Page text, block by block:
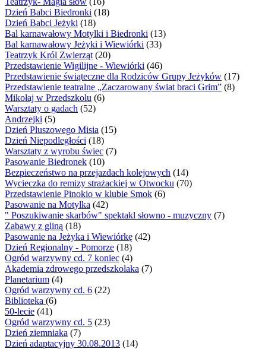
Dzień Babci Biedronki (18)
Dzień Babci Jeżyki (18)
Bal karnawałowy Motylki i Biedronki (13)
Bal karnawałowy Jeżyki i Wiewiórki (33)
Teatrzyk Król Zwierząt (20)
Przedstawienie Wigilijne - Wiewiórki (46)
Przedstawienie świąteczne dla Rodziców Grupy Jeżyków (17)
Przedstawienie teatralne „Zaczarowany świat braci Grim” (8)
Mikołaj w Przedszkolu (6)
Warsztaty o gadach (52)
Andrzejki (5)
Dzień Pluszowego Misia (15)
Dzień Niepodległości (18)
Warsztaty z wyrobu świec (7)
Pasowanie Biedronek (10)
Bezpieczeństwo na przejazdach kolejowych (14)
Wycieczka do remizy strażackiej w Otwocku (70)
Przedstawienie Pinokio w klubie Smok (6)
Pasowanie na Motylka (42)
" Poszukiwanie skarbów" spektakl słowno - muzyczny (7)
Zabawy z gliną (18)
Pasowanie na Jeżyka i Wiewiórkę (42)
Dzień Regionalny - Pomorze (18)
Ogród warzywny cd. 7 koniec (4)
Akademia zdrowego przedszkolaka (7)
Planetarium (4)
Ogród warzywny cd. 6 (22)
Biblioteka (6)
50-lecie (41)
Ogród warzywny cd. 5 (23)
Dzień ziemniaka (7)
Dzień adaptacyjny 30.08.2013 (14)